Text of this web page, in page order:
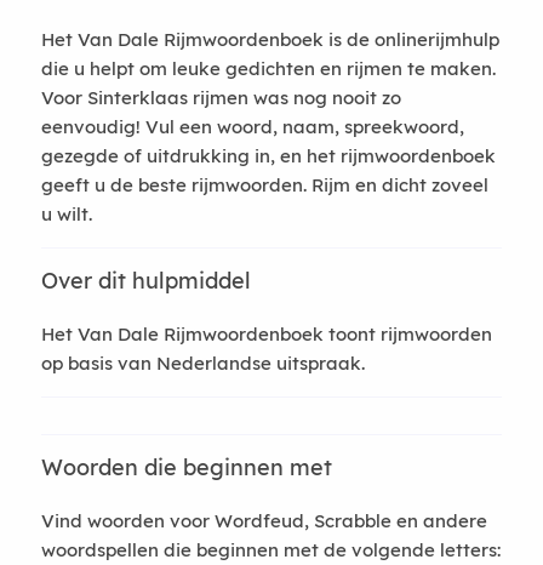
Het Van Dale Rijmwoordenboek is de onlinerijmhulp
die u helpt om leuke gedichten en rijmen te maken.
Voor Sinterklaas rijmen was nog nooit zo
eenvoudig! Vul een woord, naam, spreekwoord,
gezegde of uitdrukking in, en het rijmwoordenboek
geeft u de beste rijmwoorden. Rijm en dicht zoveel
u wilt.
Over dit hulpmiddel
Het Van Dale Rijmwoordenboek toont rijmwoorden
op basis van Nederlandse uitspraak.
Woorden die beginnen met
Vind woorden voor Wordfeud, Scrabble en andere
woordspellen die beginnen met de volgende letters: